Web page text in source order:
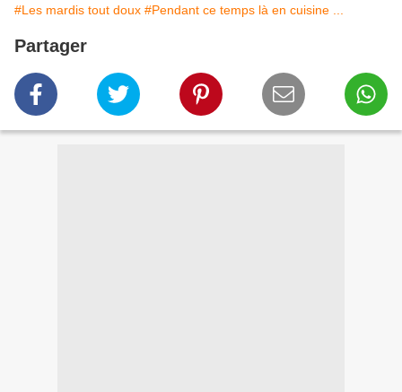
#Les mardis tout doux #Pendant ce temps là en cuisine ...
Partager